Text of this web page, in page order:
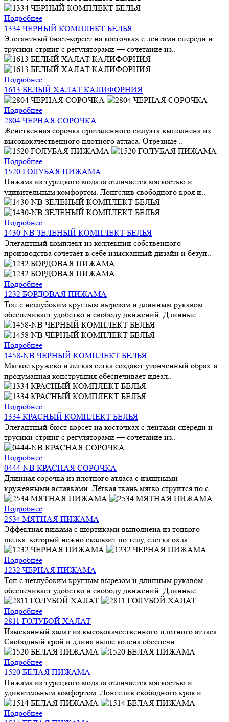
Подробнее
1334 ЧЕРНЫЙ КОМПЛЕКТ БЕЛЬЯ
Элегантный бюст-корсет на косточках с лентами спереди и
трусики-стринг с регуляторами — сочетание из..
Подробнее
1613 БЕЛЫЙ ХАЛАТ КАЛИФОРНИЯ
Подробнее
2804 ЧЕРНАЯ СОРОЧКА
Женственная сорочка приталенного силуэта выполнена из
высококачественного плотного атласа. Отрезные ..
Подробнее
1520 ГОЛУБАЯ ПИЖАМА
Пижама из турецкого модала отличается мягкостью и
удивительным комфортом. Лонгслив свободного кроя и..
Подробнее
1430-NB ЗЕЛЕНЫЙ КОМПЛЕКТ БЕЛЬЯ
Элегантный комплект из коллекции собственного
производства сочетает в себе изысканный дизайн и безуп..
Подробнее
1232 БОРДОВАЯ ПИЖАМА
Топ с неглубоким круглым вырезом и длинным рукавом
обеспечивает удобство и свободу движений. Длинные..
Подробнее
1458-NB ЧЕРНЫЙ КОМПЛЕКТ БЕЛЬЯ
Мягкое кружево и лёгкая сетка создают утончённый образ, а
продуманная конструкция обеспечивает идеал..
Подробнее
1334 КРАСНЫЙ КОМПЛЕКТ БЕЛЬЯ
Элегантный бюст-корсет на косточках с лентами спереди и
трусики-стринг с регуляторами — сочетание из..
Подробнее
0444-NB КРАСНАЯ СОРОЧКА
Длинная сорочка из плотного атласа с изящными
кружевными вставками. Лёгкая ткань мягко струится по с..
Подробнее
2534 МЯТНАЯ ПИЖАМА
Эффектная пижама с шортиками выполнена из тонкого
шелка, который нежно скользит по телу, слегка охла..
Подробнее
1232 ЧЕРНАЯ ПИЖАМА
Топ с неглубоким круглым вырезом и длинным рукавом
обеспечивает удобство и свободу движений. Длинные..
Подробнее
2811 ГОЛУБОЙ ХАЛАТ
Изысканный халат из высококачественного плотного атласа.
Свободный крой и длина выше колена обеспечи..
Подробнее
1520 БЕЛАЯ ПИЖАМА
Пижама из турецкого модала отличается мягкостью и
удивительным комфортом. Лонгслив свободного кроя и..
Подробнее